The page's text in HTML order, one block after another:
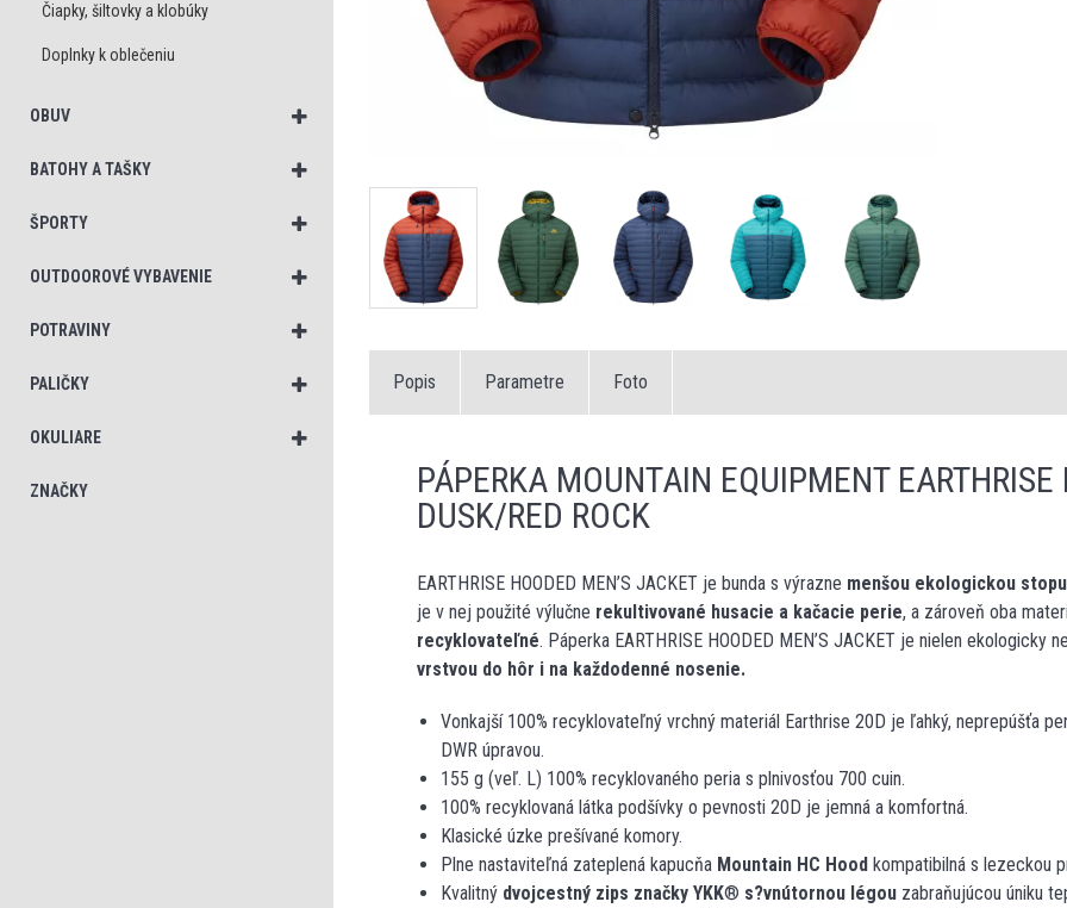
Čiapky, šiltovky a klobúky
Doplnky k oblečeniu
OBUV
BATOHY A TAŠKY
ŠPORTY
OUTDOOROVÉ VYBAVENIE
POTRAVINY
PALIČKY
OKULIARE
ZNAČKY
Popis Parametre Foto
PÁPERKA MOUNTAIN EQUIPMENT
DUSK/RED ROCK
EARTHRISE HOODED MEN’S JACKET je bunda s výrazne menšou ekologickou stopu
je v nej použité výlučne rekultivované husacie a kačacie perie, a zároveň oba
recyklovateľné. Páperka EARTHRISE HOODED MEN’S JACKET je nielen ekologicky
vrstvou do hôr i na každodenné nosenie.
Vonkajší 100% recyklovateľný vrchný materiál Earthrise 20D je ľahký, neprepúšťa
DWR úpravou.
155 g (veľ. L) 100% recyklovaného peria s plnivosťou 700 cuin.
100% recyklovaná látka podšívky o pevnosti 20D je jemná a komfortná.
Klasické úzke prešívané komory.
Plne nastaviteľná zateplená kapucňa Mountain HC Hood kompatibilná s lezeckou
Kvalitný dvojcestný zips značky YKK® s?vnútornou légou zabraňujúcou úniku